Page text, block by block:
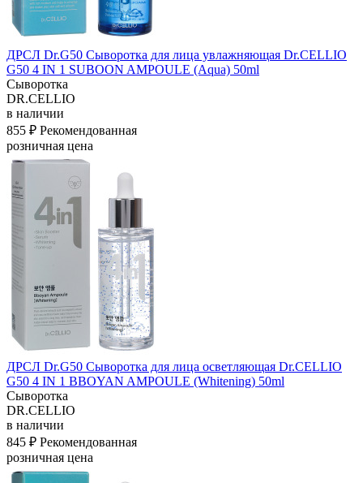
ДРСЛ Dr.G50 Сыворотка для лица увлажняющая Dr.CELLIO
G50 4 IN 1 SUBOON AMPOULE (Aqua) 50ml
Сыворотка
DR.CELLIO
в наличии
855 ₽ Рекомендованная
розничная цена
ДРСЛ Dr.G50 Сыворотка для лица осветляющая Dr.CELLIO
G50 4 IN 1 BBOYAN AMPOULE (Whitening) 50ml
Сыворотка
DR.CELLIO
в наличии
845 ₽ Рекомендованная
розничная цена